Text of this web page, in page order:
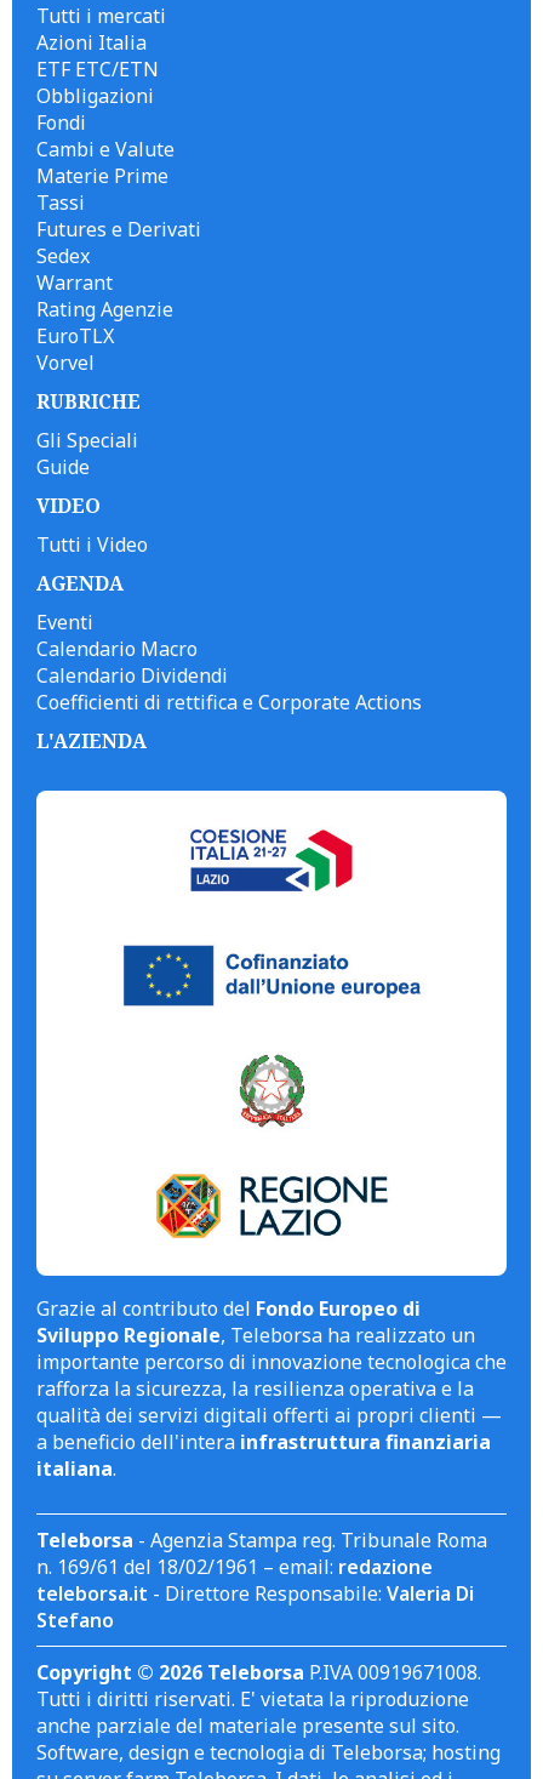
Tutti i mercati
Azioni Italia
ETF ETC/ETN
Obbligazioni
Fondi
Cambi e Valute
Materie Prime
Tassi
Futures e Derivati
Sedex
Warrant
Rating Agenzie
EuroTLX
Vorvel
RUBRICHE
Gli Speciali
Guide
VIDEO
Tutti i Video
AGENDA
Eventi
Calendario Macro
Calendario Dividendi
Coefficienti di rettifica e Corporate Actions
L'AZIENDA
Grazie al contributo del Fondo Europeo di
Sviluppo Regionale, Teleborsa ha realizzato un
importante percorso di innovazione tecnologica che
rafforza la sicurezza, la resilienza operativa e la
qualità dei servizi digitali offerti ai propri clienti —
a beneficio dell'intera infrastruttura finanziaria
italiana.
Teleborsa - Agenzia Stampa reg. Tribunale Roma
n. 169/61 del 18/02/1961 – email: redazione
teleborsa.it - Direttore Responsabile: Valeria Di
Stefano
Copyright © 2026 Teleborsa P.IVA 00919671008.
Tutti i diritti riservati. E' vietata la riproduzione
anche parziale del materiale presente sul sito.
Software, design e tecnologia di Teleborsa; hosting